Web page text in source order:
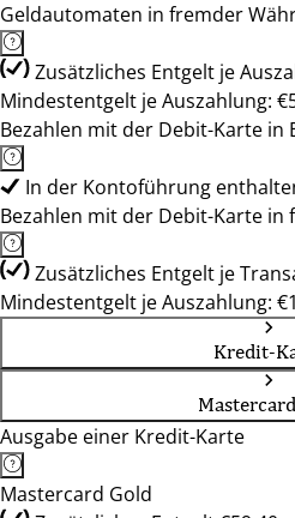
Geldautomaten in fremder
Zusätzliches Entgelt je
Mindestentgelt je Auszahlung:
Bezahlen mit der Debit-Karte in
In der Kontoführung
Bezahlen mit der Debit-Karte in
Zusätzliches Entgelt je
Mindestentgelt je Auszahlung:
Kredit-
Ausgabe einer Kredit-Karte
Mastercard Gold